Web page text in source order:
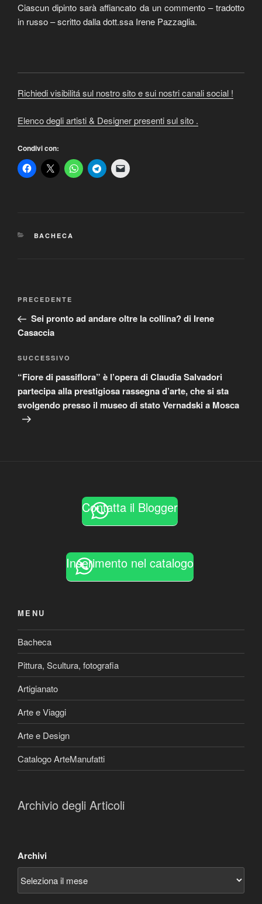
Ciascun dipinto sarà affiancato da un commento – tradotto
in russo – scritto dalla dott.ssa Irene Pazzaglia.
Richiedi visibilitá sul nostro sito e sui nostri canali social !
Elenco degli artisti & Designer presenti sul sito .
Condivi con:
CATEGORIE
BACHECA
Navigazione
Articolo
precedente:
PRECEDENTE
Sei pronto ad andare oltre la collina? di Irene
Casaccia
Articolo
successivo
SUCCESSIVO
“Fiore di passiflora” è l’opera di Claudia Salvadori
partecipa alla prestigiosa rassegna d’arte, che si sta
svolgendo presso il museo di stato Vernadski a Mosca
Contatta il Blogger
Inserimento nel catalogo
MENU
Bacheca
Pittura, Scultura, fotografia
Artigianato
Arte e Viaggi
Arte e Design
Catalogo ArteManufatti
Archivio degli Articoli
Archivi